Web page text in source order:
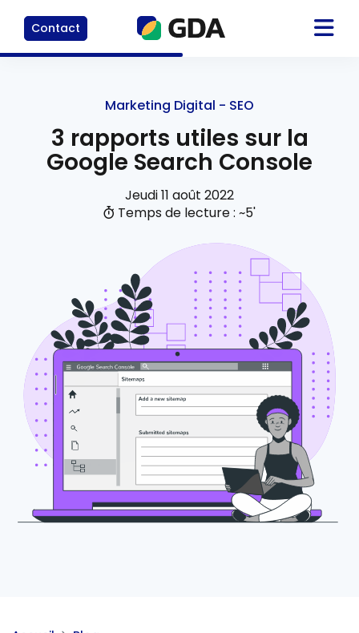
Contact
Marketing Digital - SEO
3 rapports utiles sur la
Google Search Console
Jeudi 11 août 2022
Temps de lecture : ~5'